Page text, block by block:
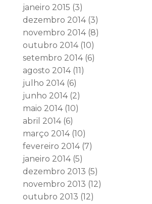
janeiro 2015 (3)
dezembro 2014(3)
novembro 2014(8)
outubro 2014(10)
setembro 2014(6)
agosto 2014(11)
julho 2014(6)
junho 2014(2)
maio 2014(10)
abril 2014(6)
março 2014(10)
fevereiro 2014(7)
janeiro 2014(5)
dezembro 2013 (5)
novembro 2013 (12)
outubro 2013 (12)